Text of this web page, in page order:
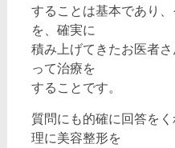
することは基本であり
を、確実に
積み上げてきたお医者
って治療を
することです。
質問にも的確に回答を
理に美容整形を